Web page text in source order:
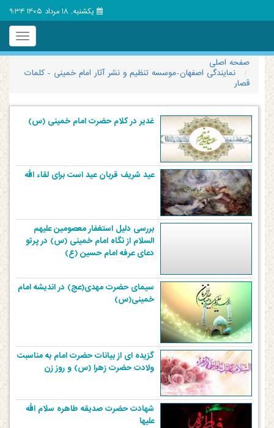
یکشنبه, 18 مرداد 1405 9:34
Toggle
صفحه اصلی
نمایندگی اصفهان-موسسه تنظیم و نشر آثار امام خمینی - کلمات
قصار
غدیر در کلام حضرت امام خمینی (س)
عید شریف قربان عید است برای لقاء الله
بررسی دلیل استغفار معصومین علیهم
السلام از نگاه امام خمینی (س) در پرتو
دعای عرفه امام حسین (ع)
سیمای حضرت مهدی(عج) در اندیشه امام
خمینی(س)
گزیده ای از بیانات حضرت امام به مناسبت
ولادت حضرت زهرا (س) و روز زن
شهادت حضرت صدیقه طاهره سلام الله
علیها